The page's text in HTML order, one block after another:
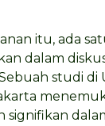
itu, ada
dalam
studi di
signifikan